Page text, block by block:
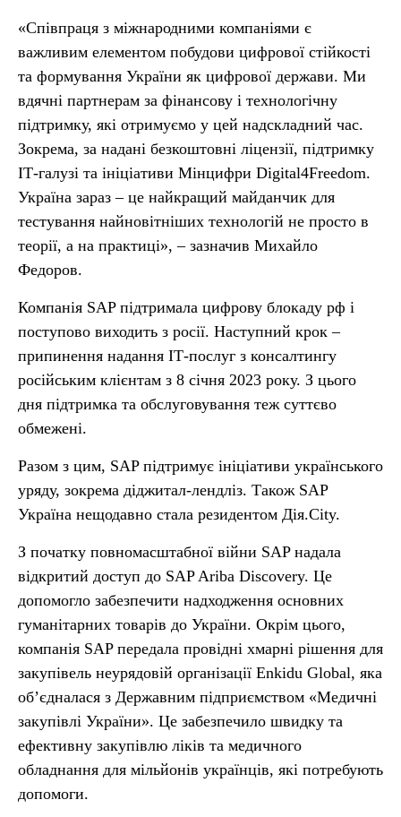
«Співпраця з міжнародними компаніями є
важливим елементом побудови цифрової стійкості
та формування України як цифрової держави. Ми
вдячні партнерам за фінансову і технологічну
підтримку, які отримуємо у цей надскладний час.
Зокрема, за надані безкоштовні ліцензії, підтримку
ІТ-галузі та ініціативи Мінцифри Digital4Freedom.
Україна зараз – це найкращий майданчик для
тестування найновітніших технологій не просто в
теорії, а на практиці», – зазначив Михайло
Федоров.
Компанія SAP підтримала цифрову блокаду рф і
поступово виходить з росії. Наступний крок –
припинення надання ІТ-послуг з консалтингу
російським клієнтам з 8 січня 2023 року. З цього
дня підтримка та обслуговування теж суттєво
обмежені.
Разом з цим, SAP підтримує ініціативи українського
уряду, зокрема діджитал-лендліз. Також SAP
Україна нещодавно стала резидентом Дія.City.
З початку повномасштабної війни SAP надала
відкритий доступ до SAP Ariba Discovery. Це
допомогло забезпечити надходження основних
гуманітарних товарів до України. Окрім цього,
компанія SAP передала провідні хмарні рішення для
закупівель неурядовій організації Enkidu Global, яка
об’єдналася з Державним підприємством «Медичні
закупівлі України». Це забезпечило швидку та
ефективну закупівлю ліків та медичного
обладнання для мільйонів українців, які потребують
допомоги.